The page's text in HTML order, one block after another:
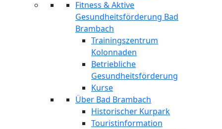
Fitness & Aktive
Gesundheitsförderung Bad
Brambach
Trainingszentrum
Kolonnaden
Betriebliche
Gesundheitsförderung
Kurse
Über Bad Brambach
Historischer Kurpark
Touristinformation